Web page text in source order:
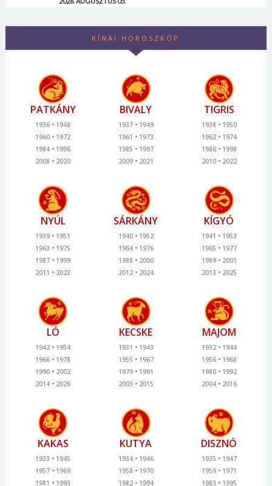
KÍNAI HOROSZKÓP
PATKÁNY
1936
1948
1960
1972
1984
1996
2008
2020
BIVALY
1937
1949
1961
1973
1985
1997
2009
2021
TIGRIS
1938
1950
1962
1974
1986
1998
2010
2022
NYÚL
1939
1951
1963
1975
1987
1999
2011
2023
SÁRKÁNY
1940
1952
1964
1976
1988
2000
2012
2024
KÍGYÓ
1941
1953
1965
1977
1989
2001
2013
2025
LÓ
1942
1954
1966
1978
1990
2002
2014
2026
KECSKE
1931
1943
1955
1967
1979
1991
2003
2015
MAJOM
1932
1944
1956
1968
1980
1992
2004
2016
KAKAS
1933
1945
1957
1969
1981
1993
KUTYA
1934
1946
1958
1970
1982
1994
DISZNÓ
1935
1947
1959
1971
1983
1995